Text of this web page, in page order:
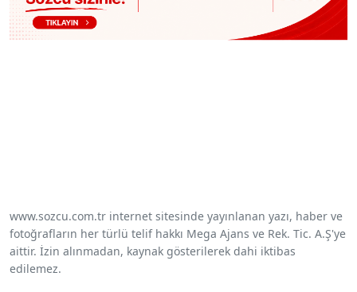
www.sozcu.com.tr internet sitesinde yayınlanan yazı, haber ve
fotoğrafların her türlü telif hakkı Mega Ajans ve Rek. Tic. A.Ş'ye
aittir. İzin alınmadan, kaynak gösterilerek dahi iktibas
edilemez.